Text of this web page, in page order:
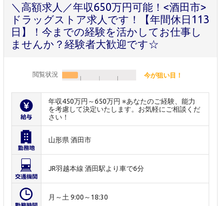
＼高額求人／年収650万円可能！<酒田市>
ドラッグストア求人です！【年間休日113
日】！今までの経験を活かしてお仕事し
ませんか？経験者大歓迎です☆
閲覧状況 今が狙い目！
年収450万円～650万円 ※あなたのご経験、能力
を考慮して決定いたします。お気軽にご相談くだ
さい！
山形県 酒田市
JR羽越本線 酒田駅より車で6分
月～土 9:00～18:30